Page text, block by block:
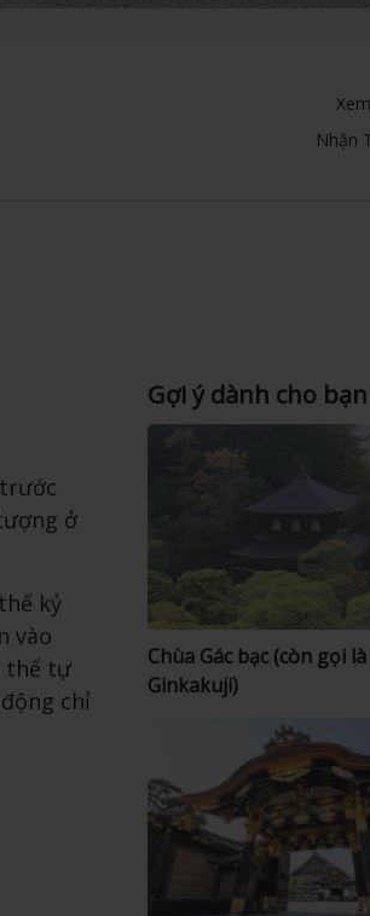
Nhận
ở
kỷ
vào
thể tự
chỉ
Gợi ý dành cho bạn
Chùa Gác bạc (còn gọi
Ginkakuji)